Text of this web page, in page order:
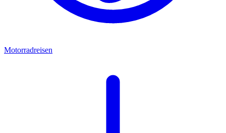
Motorradreisen